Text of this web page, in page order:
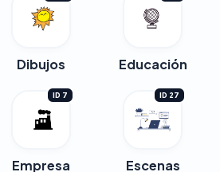
Dibujos Educación
ID 7
Empresa
ID 27
Escenas